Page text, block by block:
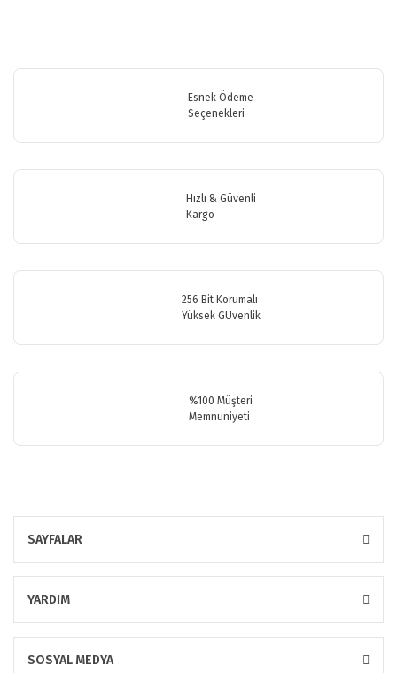
Bu ürüne ilk yorumu siz yapın!
Görüş ve önerileriniz için teşekkür ederiz.
Ürün resmi kalitesiz, bozuk veya görüntülenemiyor.
Ürün fiyatı diğer sitelerden daha pahalı.
Esnek Ödeme
Seçenekleri
Hızlı & Güvenli
Kargo
256 Bit Korumalı
Yüksek GÜvenlik
%100 Müşteri
Memnuniyeti
SAYFALAR
YARDIM
SOSYAL MEDYA